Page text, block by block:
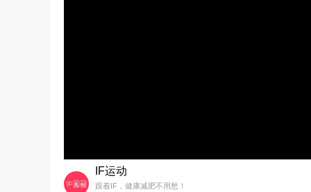
IF运动
跟着IF，健康减肥不用愁！